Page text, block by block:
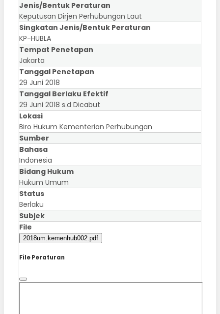
Jenis/Bentuk Peraturan
Keputusan Dirjen Perhubungan Laut
Singkatan Jenis/Bentuk Peraturan
KP-HUBLA
Tempat Penetapan
Jakarta
Tanggal Penetapan
29 Juni 2018
Tanggal Berlaku Efektif
29 Juni 2018 s.d Dicabut
Lokasi
Biro Hukum Kementerian Perhubungan
Sumber
Bahasa
Indonesia
Bidang Hukum
Hukum Umum
Status
Berlaku
Subjek
File
2018um.kemenhub002.pdf
File Peraturan